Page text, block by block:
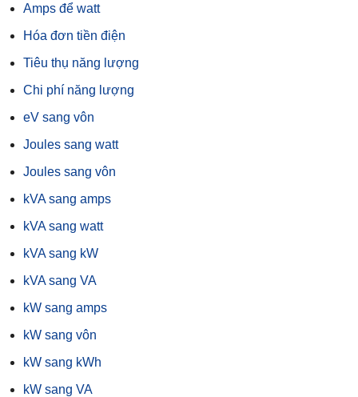
Amps để watt
Hóa đơn tiền điện
Tiêu thụ năng lượng
Chi phí năng lượng
eV sang vôn
Joules sang watt
Joules sang vôn
kVA sang amps
kVA sang watt
kVA sang kW
kVA sang VA
kW sang amps
kW sang vôn
kW sang kWh
kW sang VA